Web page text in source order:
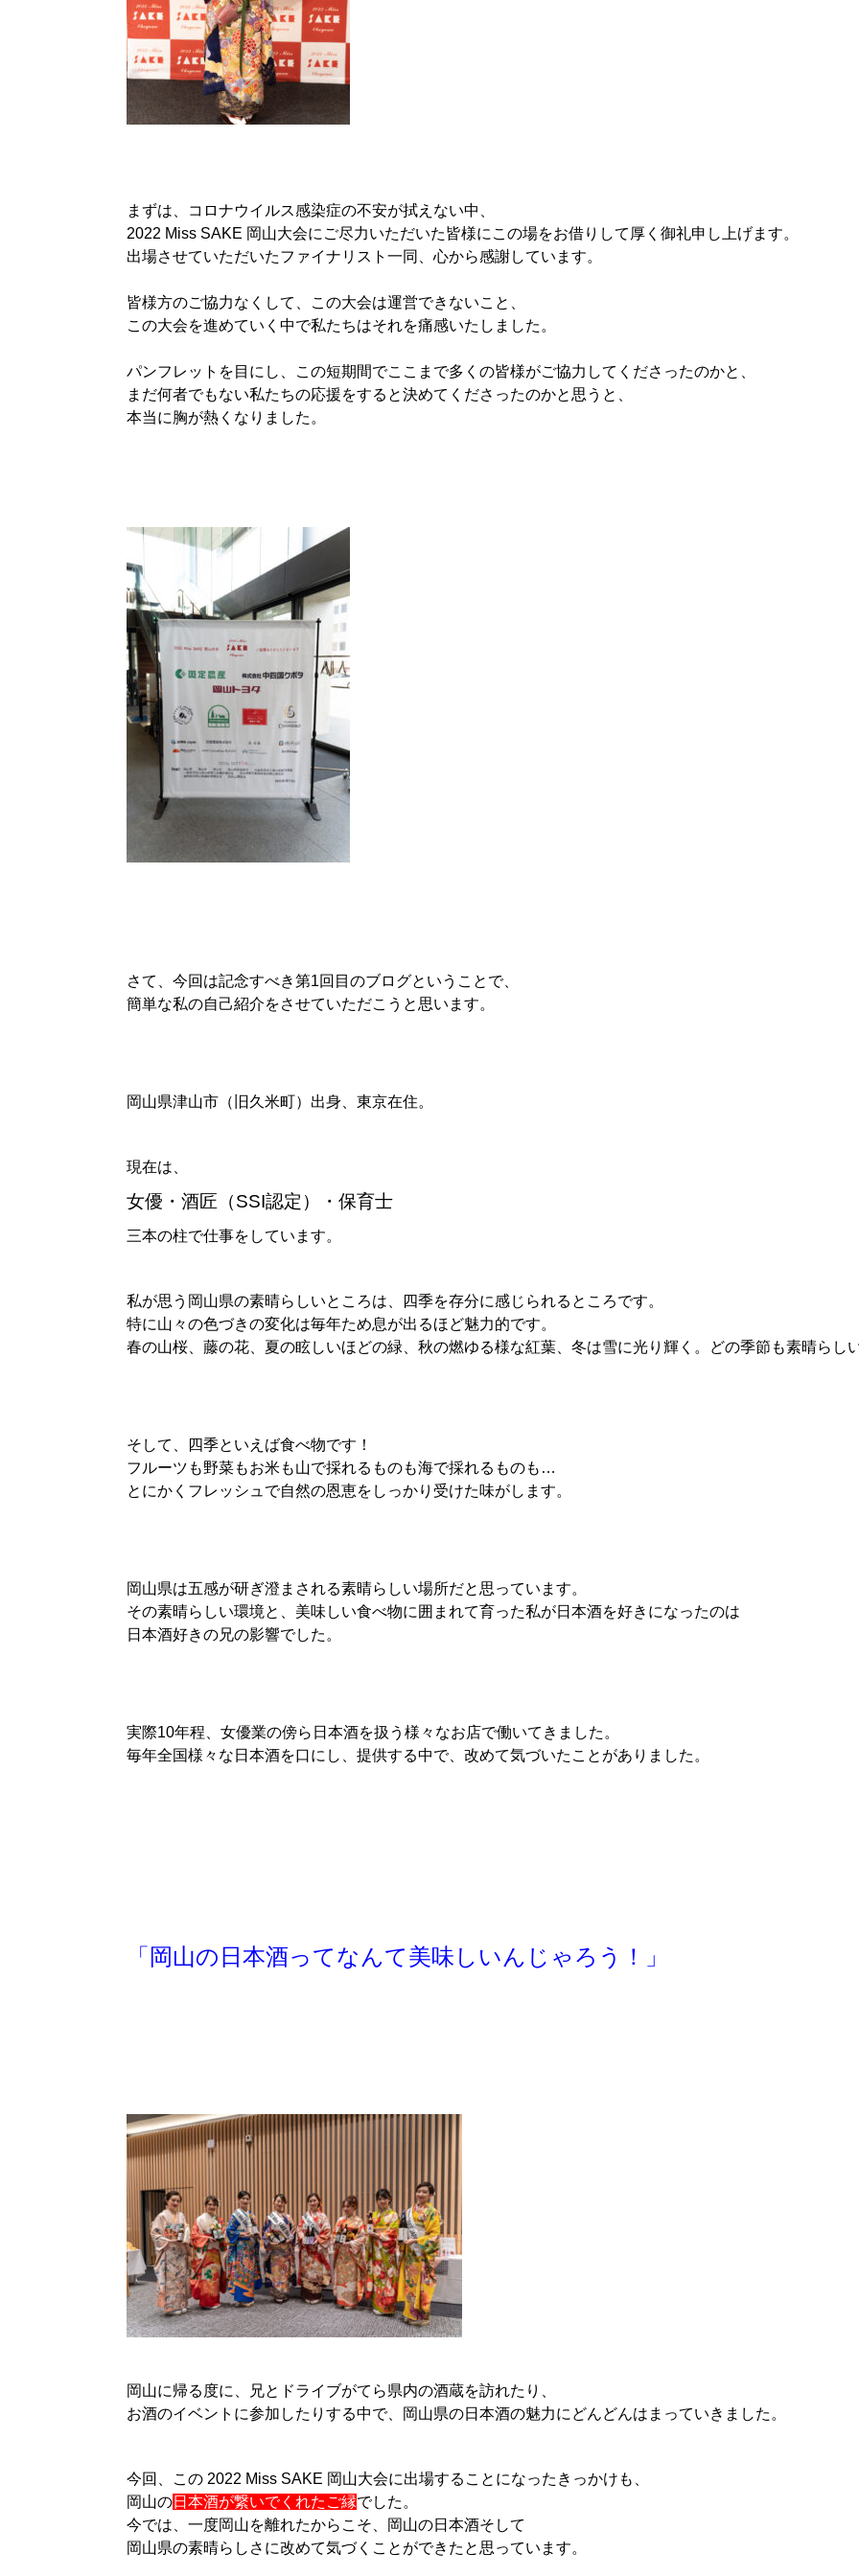
まずは、コロナウイルス感染症の不安が拭えない中、
2022 Miss SAKE 岡山大会にご尽力いただいた皆様にこの場をお借りして厚く御礼申し上げます。
出場させていただいたファイナリスト一同、心から感謝しています。
皆様方のご協力なくして、この大会は運営できないこと、
この大会を進めていく中で私たちはそれを痛感いたしました。
パンフレットを目にし、この短期間でここまで多くの皆様がご協力してくださったのかと、
まだ何者でもない私たちの応援をすると決めてくださったのかと思うと、
本当に胸が熱くなりました。
さて、今回は記念すべき第1回目のブログということで、
簡単な私の自己紹介をさせていただこうと思います。
岡山県津山市（旧久米町）出身、東京在住。
現在は、
女優・酒匠（SSI認定）・保育士
三本の柱で仕事をしています。
私が思う岡山県の素晴らしいところは、四季を存分に感じられるところです。
特に山々の色づきの変化は毎年ため息が出るほど魅力的です。
春の山桜、藤の花、夏の眩しいほどの緑、秋の燃ゆる様な紅葉、冬は雪に光り輝く。どの季節も素晴らし
そして、四季といえば食べ物です！
フルーツも野菜もお米も山で採れるものも海で採れるものも…
とにかくフレッシュで自然の恩恵をしっかり受けた味がします。
岡山県は五感が研ぎ澄まされる素晴らしい場所だと思っています。
その素晴らしい環境と、美味しい食べ物に囲まれて育った私が日本酒を好きになったのは
日本酒好きの兄の影響でした。
実際10年程、女優業の傍ら日本酒を扱う様々なお店で働いてきました。
毎年全国様々な日本酒を口にし、提供する中で、改めて気づいたことがありました。
「岡山の日本酒ってなんて美味しいんじゃろう！」
岡山に帰る度に、兄とドライブがてら県内の酒蔵を訪れたり、
お酒のイベントに参加したりする中で、岡山県の日本酒の魅力にどんどんはまっていきました。
今回、この 2022 Miss SAKE 岡山大会に出場することになったきっかけも、
岡山の日本酒が繋いでくれたご縁でした。
今では、一度岡山を離れたからこそ、岡山の日本酒そして
岡山県の素晴らしさに改めて気づくことができたと思っています。